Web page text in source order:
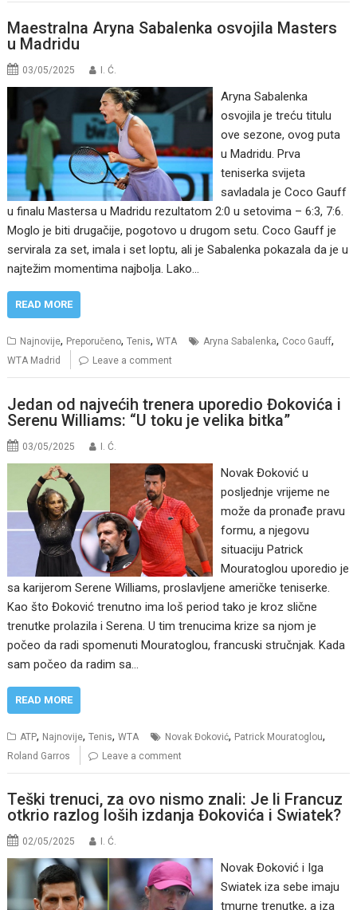
Maestralna Aryna Sabalenka osvojila Masters
u Madridu
03/05/2025 I. Ć.
Aryna Sabalenka
osvojila je treću titulu
ove sezone, ovog puta
u Madridu. Prva
teniserka svijeta
savladala je Coco Gauff
u finalu Mastersa u Madridu rezultatom 2:0 u setovima – 6:3, 7:6.
Moglo je biti drugačije, pogotovo u drugom setu. Coco Gauff je
servirala za set, imala i set loptu, ali je Sabalenka pokazala da je u
najtežim momentima najbolja. Lako…
READ MORE
Najnovije, Preporučeno,Tenis,WTA Aryna Sabalenka, Coco Gauff,
WTA Madrid Leave a comment
Jedan od najvećih trenera uporedio Đokovića i
Serenu Williams: “U toku je velika bitka”
03/05/2025 I. Ć.
Novak Đoković u
posljednje vrijeme ne
može da pronađe pravu
formu, a njegovu
situaciju Patrick
Mouratoglou uporedio je
sa karijerom Serene Williams, proslavljene američke teniserke.
Kao što Đoković trenutno ima loš period tako je kroz slične
trenutke prolazila i Serena. U tim trenucima krize sa njom je
počeo da radi spomenuti Mouratoglou, francuski stručnjak. Kada
sam počeo da radim sa…
READ MORE
ATP, Najnovije,Tenis,WTA Novak Đoković, Patrick Mouratoglou,
Roland Garros Leave a comment
Teški trenuci, za ovo nismo znali: Je li Francuz
otkrio razlog loših izdanja Đokovića i Swiatek?
02/05/2025 I. Ć.
Novak Đoković i Iga
Swiatek iza sebe imaju
tmurne trenutke, a iza